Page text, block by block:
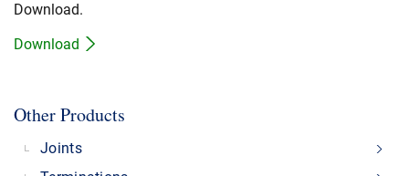
Download.
Download
Other Products
Joints